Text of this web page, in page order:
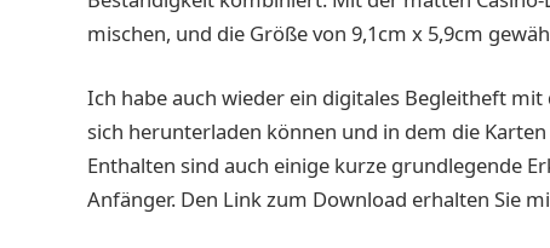
mischen, und die Größe von 9,1cm x 5,9cm
Ich habe auch wieder ein digitales Begleitheft
sich herunterladen können und in dem die
Enthalten sind auch einige kurze grundlegende
Anfänger. Den Link zum Download erhalten Sie